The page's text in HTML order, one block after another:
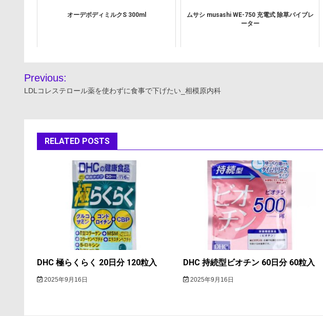
オーデボディミルクS 300ml
ムサシ musashi WE-750 充電式 除草バイブレ
ーター
投
稿
ビ
ゲ
Previous:
LDLコレステロール薬を使わずに食事で下げたい_相模原内科
RELATED POSTS
DHC 極らくらく 20日分 120粒入
2025年9月16日
DHC 持続型ビオチン 60日分 60粒入
2025年9月16日